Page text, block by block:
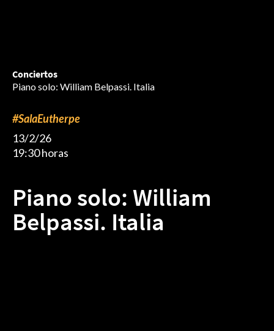
Conciertos
Piano solo: William Belpassi. Italia
#SalaEutherpe
13/2/26
19:30 horas
Piano solo: William
Belpassi. Italia